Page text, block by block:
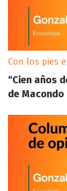
Con los pies
“Cien años
de Macondo